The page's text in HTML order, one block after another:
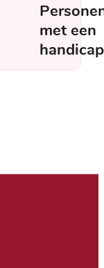
met een
handicap